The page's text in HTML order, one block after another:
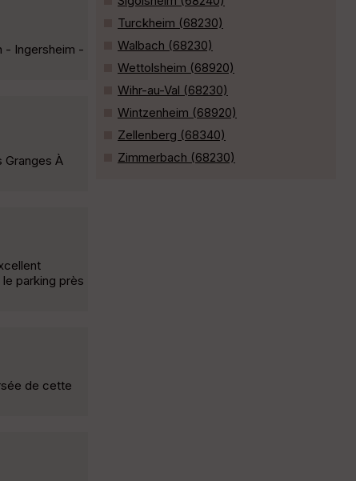
- Ingersheim -
Granges À
parking près
de cette
Turckheim (68230)
Walbach (68230)
Wettolsheim (68920)
Wihr-au-Val (68230)
Wintzenheim (68920)
Zellenberg (68340)
Zimmerbach (68230)